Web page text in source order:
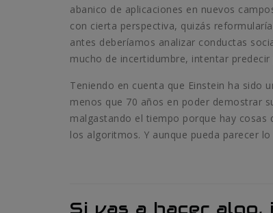
abanico de aplicaciones en nuevos
con cierta perspectiva, quizás
antes deberíamos analizar conductas
mucho de incertidumbre, intentar
Teniendo en cuenta que Einstein ha sido
menos que 70 años en poder demostrar
malgastando el tiempo porque hay cosas
los algoritmos. Y aunque pueda parecer
Si vas a hacer